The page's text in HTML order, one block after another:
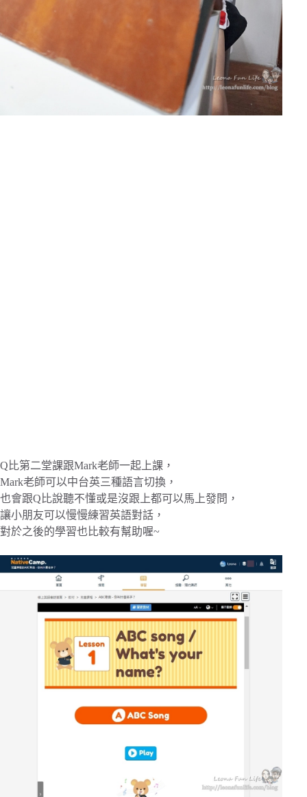
Q比第二堂課跟Mark老師一起上課，
Mark老師可以中台英三種語言切換，
也會跟Q比說聽不懂或是沒跟上都可以馬上發問，
讓小朋友可以慢慢練習英語對話，
對於之後的學習也比較有幫助喔~